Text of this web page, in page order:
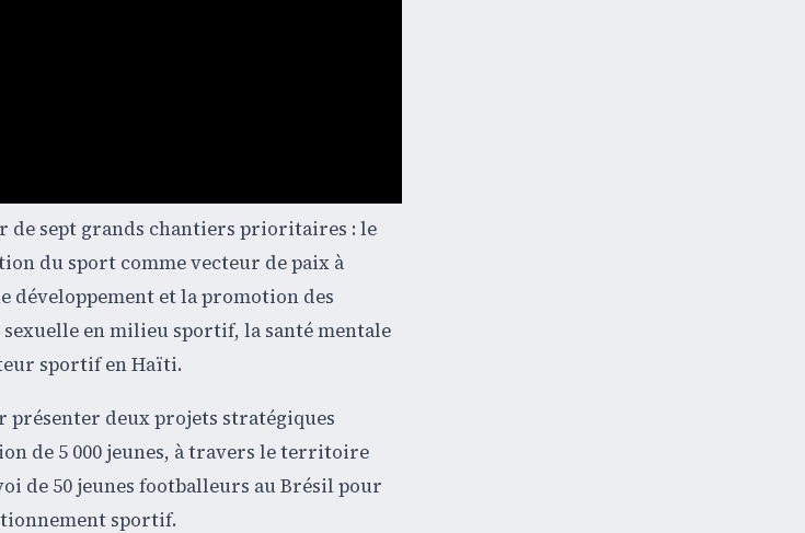
de sept grands chantiers prioritaires : le
du sport comme vecteur de paix à
et la promotion des
en milieu sportif, la santé mentale
sportif en Haïti.
présenter deux projets stratégiques
de 5 000 jeunes, à travers le territoire
de 50 jeunes footballeurs au Brésil pour
sportif.